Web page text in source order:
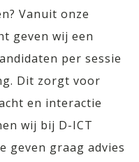
Vanuit onze
geven wij een
per sessie
Dit zorgt voor
en interactie
wij bij D-ICT
geven graag advies